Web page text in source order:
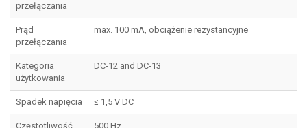
przełączania
Prąd
przełączania
max. 100 mA, obciążenie rezystancyjne
Kategoria
użytkowania
DC-12 and DC-13
Spadek napięcia ≤ 1,5 V DC
Częstotliwość
500 Hz